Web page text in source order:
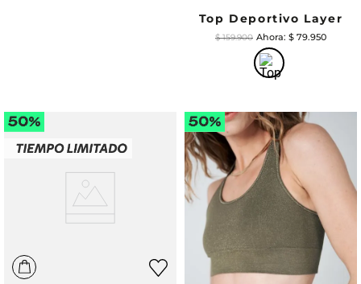
Top Deportivo Layer
$ 159.900 $ 79.950